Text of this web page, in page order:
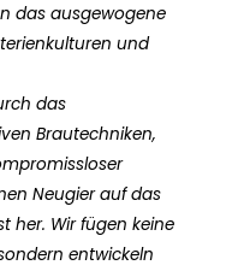
das ausgewogene
und
das
Brautechniken,
Neugier auf das
her. Wir fügen keine
entwickeln